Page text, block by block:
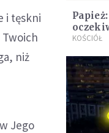
i tęskni
niż
Jego
Jezusem
KOŚCIÓŁ